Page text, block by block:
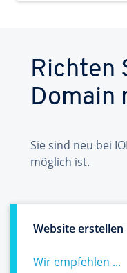
Richten
Domain
Sie sind neu bei
möglich ist.
Website erstellen
Wir empfehlen ...